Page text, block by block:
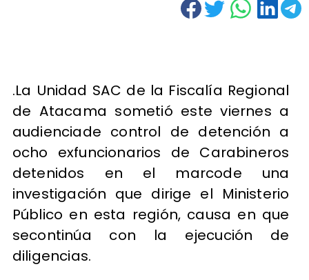
.La Unidad SAC de la Fiscalía Regional
de Atacama sometió este viernes a
audienciade control de detención a
ocho exfuncionarios de Carabineros
detenidos en el marcode una
investigación que dirige el Ministerio
Público en esta región, causa en que
secontinúa con la ejecución de
diligencias.